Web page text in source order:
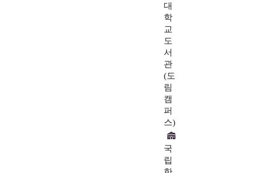
대
학
교
도
서
관
(도
림
캠
퍼
스)
국
립